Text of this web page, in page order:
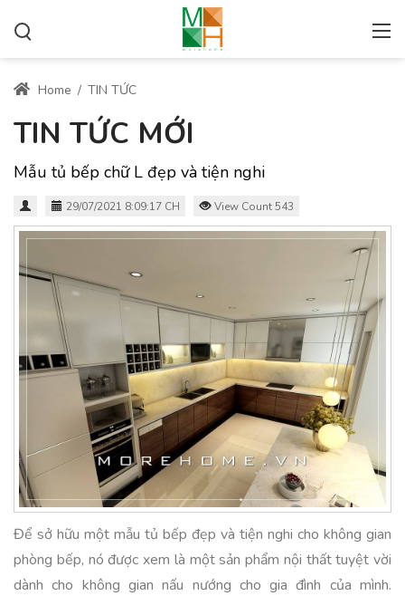
Home / TIN TỨC
TIN TỨC MỚI
Mẫu tủ bếp chữ L đẹp và tiện nghi
29/07/2021 8:09:17 CH View Count 543
Để sở hữu một mẫu tủ bếp đẹp và tiện nghi cho không gian
phòng bếp, nó được xem là một sản phẩm nội thất tuyệt vời
dành cho không gian nấu nướng cho gia đình của mình.